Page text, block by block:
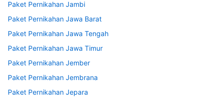
Paket Pernikahan Jambi
Paket Pernikahan Jawa Barat
Paket Pernikahan Jawa Tengah
Paket Pernikahan Jawa Timur
Paket Pernikahan Jember
Paket Pernikahan Jembrana
Paket Pernikahan Jepara